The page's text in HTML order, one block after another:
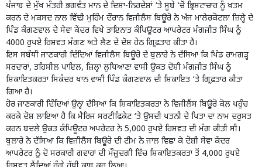
ਪੰਜਾਬ ਦੇ ਮੁੱਖ ਮੰਤਰੀ ਭਗਵੰਤ ਮਾਨ ਦੇ ਦਿਸ਼ਾ-ਨਿਰਦੇਸ਼ਾਂ ‘ਤੇ ਸੂਬੇ ‘ਚੋਂ ਭ੍ਰਿਸ਼ਟਾਚਾਰ ਨੂੰ ਖ਼ਤਮ
ਕਰਨ ਦੇ ਮਕਸਦ ਨਾਲ ਵਿੱਢੀ ਮੁਹਿੰਮ ਦੌਰਾਨ ਵਿਜੀਲੈਂਸ ਬਿਊਰੋ ਨੇ ਅੱਜ ਮਾਲੇਰਕੋਟਲਾ ਜ਼ਿਲ੍ਹੇ ਦੇ
ਪਿੰਡ ਕੰਗਣਵਾਲ ਦੇ ਸੇਵਾ ਕੇਂਦਰ ਵਿਖੇ ਤਾਇਨਾਤ ਕੰਪਿਊਟਰ ਆਪਰੇਟਰ ਮੰਗਜੀਤ ਸਿੰਘ ਨੂੰ
4000 ਰੁਪਏ ਰਿਸ਼ਵਤ ਮੰਗਣ ਅਤੇ ਲੈਣ ਦੇ ਦੋਸ਼ ਹੇਠ ਗ੍ਰਿਫ਼ਤਾਰ ਕੀਤਾ ਹੈ।
ਇਸ ਸਬੰਧੀ ਜਾਣਕਾਰੀ ਦਿੰਦਿਆਂ ਵਿਜੀਲੈਂਸ ਬਿਊਰੋ ਦੇ ਬੁਲਾਰੇ ਨੇ ਦੱਸਿਆ ਕਿ ਪਿੰਡ ਰਾਮਗੜ੍ਹ
ਸਰਦਾਰਾਂ, ਤਹਿਸੀਲ ਪਾਇਲ, ਜ਼ਿਲ੍ਹਾ ਲੁਧਿਆਣਾ ਵਾਸੀ ਉਕਤ ਦੋਸ਼ੀ ਮੰਗਜੀਤ ਸਿੰਘ ਨੂੰ
ਸ਼ਿਕਾਇਤਕਰਤਾ ਸਿਕੰਦਰ ਖਾਨ ਵਾਸੀ ਪਿੰਡ ਕੰਗਣਵਾਲ ਦੀ ਸ਼ਿਕਾਇਤ ‘ਤੇ ਗ੍ਰਿਫ਼ਤਾਰ ਕੀਤਾ
ਗਿਆ ਹੈ।
ਹੋਰ ਜਾਣਕਾਰੀ ਦਿੰਦਿਆਂ ਉਨ੍ਹਾਂ ਦੱਸਿਆ ਕਿ ਸ਼ਿਕਾਇਤਕਰਤਾ ਨੇ ਵਿਜੀਲੈਂਸ ਬਿਊਰੋ ਕੋਲ ਪਹੁੰਚ
ਕਰਕੇ ਦੋਸ਼ ਲਾਇਆ ਹੈ ਕਿ ਮੈਰਿਜ ਸਰਟੀਫਿਕੇਟ ‘ਤੇ ਉਸਦੀ ਪਤਨੀ ਦੇ ਪਿਤਾ ਦਾ ਨਾਮ ਦਰੁਸਤ
ਕਰਨ ਬਦਲੇ ਉਕਤ ਕੰਪਿਊਟਰ ਅਪਰੇਟਰ ਨੇ 5,000 ਰੁਪਏ ਰਿਸ਼ਵਤ ਦੀ ਮੰਗ ਕੀਤੀ ਸੀ।
ਬੁਲਾਰੇ ਨੇ ਦੱਸਿਆ ਕਿ ਵਿਜੀਲੈਂਸ ਬਿਊਰੋ ਦੀ ਟੀਮ ਨੇ ਜਾਲ ਵਿਛਾ ਕੇ ਦੋਸ਼ੀ ਸੇਵਾ ਕੇਂਦਰ
ਆਪਰੇਟਰ ਨੂੰ ਦੋ ਸਰਕਾਰੀ ਗਵਾਹਾਂ ਦੀ ਮੌਜੂਦਗੀ ਵਿੱਚ ਸ਼ਿਕਾਇਤਕਰਤਾ ਤੋਂ 4,000 ਰੁਪਏ